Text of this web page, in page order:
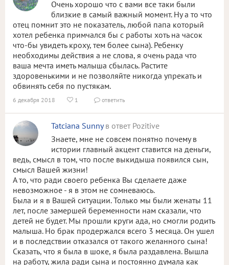
Очень хорошо что с вами все таки были
близкие в самый важный момент. Ну а то что
отец помнит это не показатель, любой папа который
хотел ребенка примчался бы с работы хоть на часок
что-бы увидеть кроху, тем более сына). Ребенку
необходимы действия а не слова, я очень рада что
ваша мечта иметь малыша сбылась. Растите
здоровенькими и не позволяйте никогда упрекать и
обвинять себя по пустякам.
6 декабря 2018  1  ответить
Tatciana Sunnyв ответ Pozitive
Знаете, мне не совсем понятно почему в
истории главный акцент ставится на деньги,
ведь, смысл в том, что после выкидыша появился сын,
смысл Вашей жизни!
А то, что ради своего ребенка Вы сделаете даже
невозможное - я в этом не сомневаюсь.
Была и я в Вашей ситуации. Только мы были женаты 11
лет, после замершей беременности нам сказали, что
детей не будет. Мы прошли круги ада, но смогли родить
малыша. Но брак продержался всего 3 месяца. Он ушел
и в последствии отказался от такого желанного сына!
Сказать, что я была в шоке, я была раздавлена. Вышла
на работу, жила ради сына и постоянно думала как